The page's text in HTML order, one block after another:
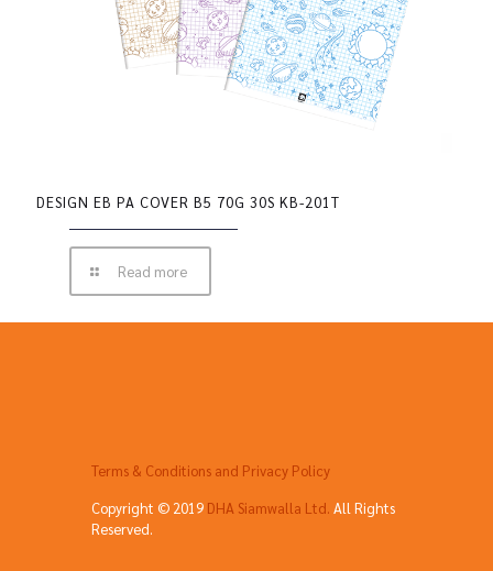
DESIGN EB PA COVER B5 70G 30S KB-201T
Read more
Terms & Conditions and Privacy Policy
Copyright © 2019 DHA Siamwalla Ltd. All Rights
Reserved.